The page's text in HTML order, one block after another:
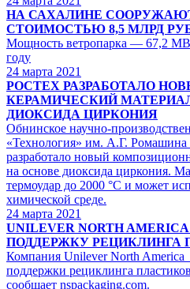
НА САХАЛИНЕ
СТОИМОСТЬЮ 8,5 МЛРД
Мощность ветропарка — 67,2
году
24 марта 2021
РОСТЕХ РАЗРАБОТАЛО
КЕРАМИЧЕСКИЙ
ДИОКСИДА ЦИРКОНИЯ
Обнинское научно-
«Технология» им. А.Г. Ромашина
разработало новый
на основе диоксида циркония.
термоудар до 2000 °С и может
химической среде.
24 марта 2021
UNILEVER NORTH
ПОДДЕРЖКУ РЕЦИКЛИНГА
Компания Unilever North America
поддержки рециклинга
сообщает nspackaging.com.